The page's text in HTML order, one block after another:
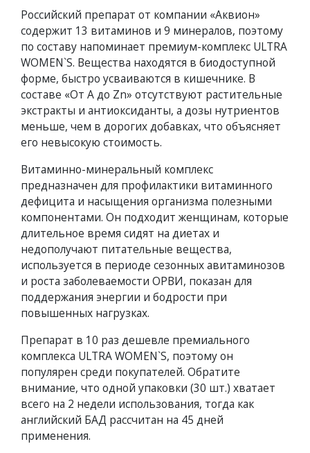
Российский препарат от компании «Аквион»
содержит 13 витаминов и 9 минералов, поэтому
по составу напоминает премиум-комплекс ULTRA
WOMEN`S. Вещества находятся в биодоступной
форме, быстро усваиваются в кишечнике. В
составе «От A до Zn» отсутствуют растительные
экстракты и антиоксиданты, а дозы нутриентов
меньше, чем в дорогих добавках, что объясняет
его невысокую стоимость.
Витаминно-минеральный комплекс
предназначен для профилактики витаминного
дефицита и насыщения организма полезными
компонентами. Он подходит женщинам, которые
длительное время сидят на диетах и
недополучают питательные вещества,
используется в периоде сезонных авитаминозов
и роста заболеваемости ОРВИ, показан для
поддержания энергии и бодрости при
повышенных нагрузках.
Препарат в 10 раз дешевле премиального
комплекса ULTRA WOMEN`S, поэтому он
популярен среди покупателей. Обратите
внимание, что одной упаковки (30 шт.) хватает
всего на 2 недели использования, тогда как
английский БАД рассчитан на 45 дней
применения.